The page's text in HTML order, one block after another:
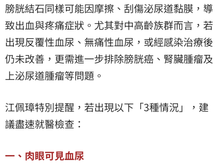
膀胱結石同樣可能因摩擦、刮傷泌尿道黏膜，導
致出血與疼痛症狀。尤其對中高齡族群而言，若
出現反覆性血尿、無痛性血尿，或經感染治療後
仍未改善，更需進一步排除膀胱癌、腎臟腫瘤及
上泌尿道腫瘤等問題。
江佩璋特別提醒，若出現以下「3種情況」，建
議盡速就醫檢查：
一、肉眼可見血尿